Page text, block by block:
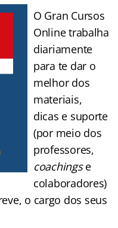
O Gran Cursos
Online trabalha
diariamente
para te dar o
melhor dos
materiais,
dicas e suporte
(por meio dos
professores,
coachingse
colaboradores)
o cargo dos seus